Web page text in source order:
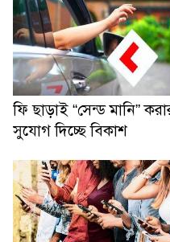
ফি ছাড়াই “সেন্ড মানি”
সুযোগ দিচ্ছে বিকাশ